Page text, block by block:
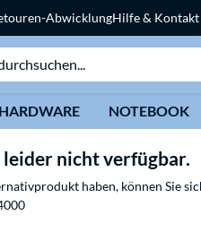
AbwicklungHilfe & Kontakt
HARDWARE NOTEBOOK
nicht verfügbar.
haben, können Sie